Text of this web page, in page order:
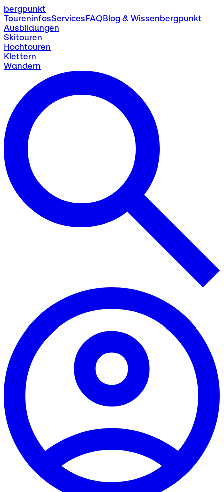
bergpunkt
ToureninfosServicesFAQBlog & Wissenbergpunkt
Ausbildungen
Skitouren
Hochtouren
Klettern
Wandern